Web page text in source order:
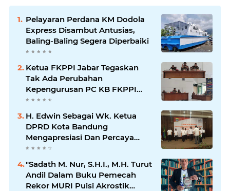
Pelayaran Perdana KM Dodola
Express Disambut Antusias,
Baling-Baling Segera Diperbaiki
Ketua FKPPI Jabar Tegaskan
Tak Ada Perubahan
Kepengurusan PC KB FKPPI
Sumedang, Ketua Cabang
Diminta Segera Konsolidasi
H. Edwin Sebagai Wk. Ketua
DPRD Kota Bandung
Mengapresiasi Dan Percaya
Penuh Kepada Kepemimpinan
Merdi Hajiji Sebagai ketua DPD
Lpm Kota Bandung Periode
2021-2026
"Sadath M. Nur, S.H.I., M.H. Turut
Andil Dalam Buku Pemecah
Rekor MURI Puisi Akrostik